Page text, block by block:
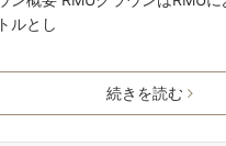
ルとし
続きを読む